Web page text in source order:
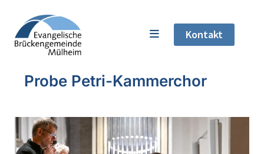
Kontakt
Probe Petri-Kammerchor